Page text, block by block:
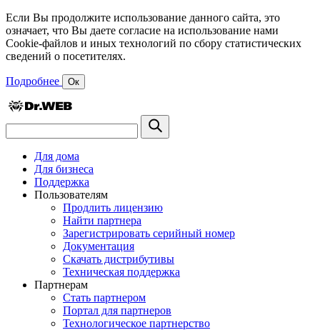
Если Вы продолжите использование данного сайта, это
означает, что Вы даете согласие на использование нами
Cookie-файлов и иных технологий по сбору статистических
сведений о посетителях.
Подробнее Ок
Для дома
Для бизнеса
Поддержка
Пользователям
Продлить лицензию
Найти партнера
Зарегистрировать серийный номер
Документация
Скачать дистрибутивы
Техническая поддержка
Партнерам
Стать партнером
Портал для партнеров
Технологическое партнерство